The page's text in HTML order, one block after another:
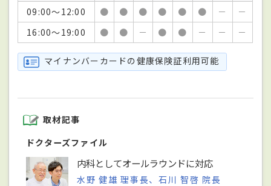
09:00～12:00
● ● ● ● ● ● －
－
16:00～19:00
● ● － ● ● － － －
マイナンバーカードの健康保険証利用可能
取材記事
ドクターズファイル
内科としてオールラウンドに対応
水野 健雄 理事長、石川 智啓 院長